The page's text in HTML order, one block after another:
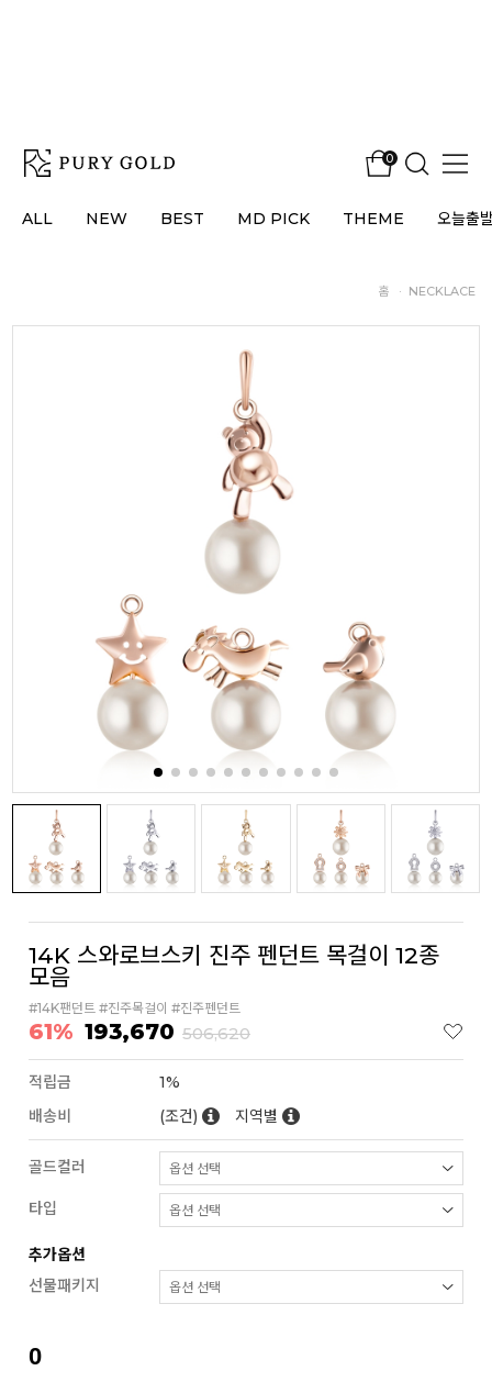
0
ALL NEW BEST MD PICK THEME 오늘출
홈 · NECKLACE
14K 스와로브스키 진주 펜던트 목걸이 12종
모음
#14K팬던트 #진주목걸이 #진주펜던트
61% 193,670 506,620
적립금
1%
배송비
(조건) 지역별
골드컬러
타입
추가옵션
선물패키지
0